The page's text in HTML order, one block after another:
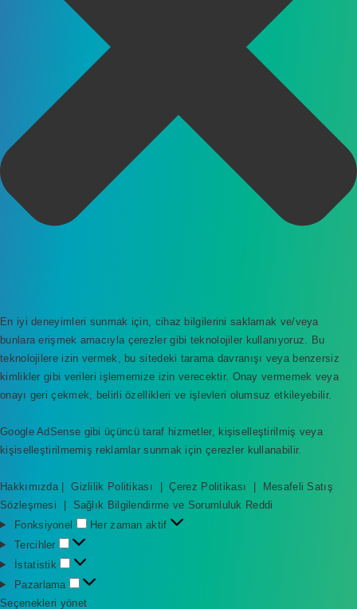
En iyi deneyimleri sunmak için, cihaz bilgilerini saklamak ve/veya
bunlara erişmek amacıyla çerezler gibi teknolojiler kullanıyoruz. Bu
teknolojilere izin vermek, bu sitedeki tarama davranışı veya benzersiz
kimlikler gibi verileri işlememize izin verecektir. Onay vermemek veya
onayı geri çekmek, belirli özellikleri ve işlevleri olumsuz etkileyebilir.
Google AdSense gibi üçüncü taraf hizmetler, kişiselleştirilmiş veya
kişiselleştirilmemiş reklamlar sunmak için çerezler kullanabilir.
Hakkımızda |Gizlilik Politikası |Çerez Politikası | Mesafeli Satış
Sözleşmesi
| Sağlık Bilgilendirme ve Sorumluluk Reddi
Fonksiyonel
F
k
Her zaman aktif
Tercihler
T
e
r
İstatistik
İ
s
t
Pazarlama
P
a
Seçenekleri yönet